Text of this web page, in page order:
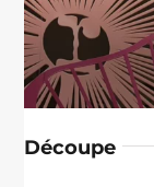
Découpe